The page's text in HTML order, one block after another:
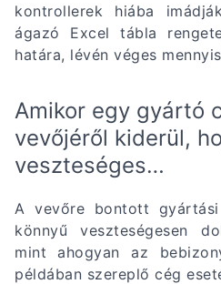
kontrollerek hiába
ágazó Excel tábla
határa, lévén véges
Amikor egy gyártó
vevőjéről kiderül,
veszteséges…
A vevőre bontott
könnyű veszteségesen
mint ahogyan az
példában szereplő cég